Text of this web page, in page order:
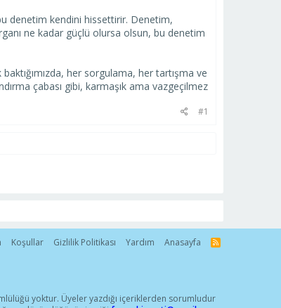
denetim kendini hissettirir. Denetim,
ne kadar güçlü olursa olsun, bu denetim
her sorgulama, her tartışma ve
çabası gibi, karmaşık ama vazgeçilmez
#1
Koşullar Gizlilik Politikası Yardım Anasayfa
R
S
yoktur. Üyeler yazdığı içeriklerden sorumludur